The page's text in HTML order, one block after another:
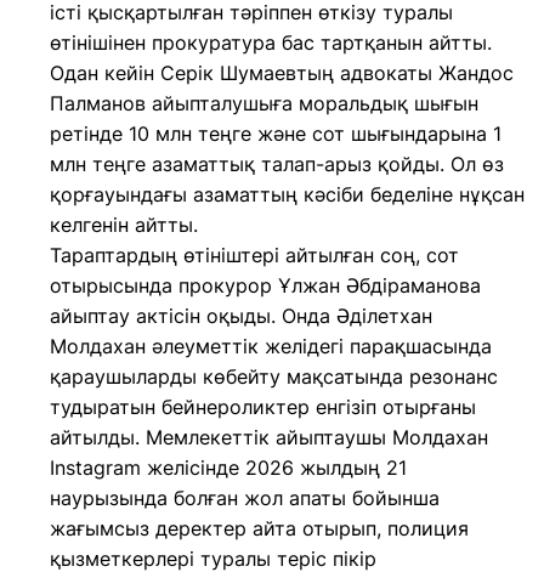
істі қысқартылған тәріппен өткізу туралы
өтінішінен прокуратура бас тартқанын айтты.
Одан кейін Серік Шумаевтың адвокаты Жандос
Палманов айыпталушыға моральдық шығын
ретінде 10 млн теңге және сот шығындарына 1
млн теңге азаматтық талап-арыз қойды. Ол өз
қорғауындағы азаматтың кәсіби беделіне нұқсан
келгенін айтты.
Тараптардың өтініштері айтылған соң, сот
отырысында прокурор Ұлжан Әбдіраманова
айыптау актісін оқыды. Онда Әділетхан
Молдахан әлеуметтік желідегі парақшасында
қараушыларды көбейту мақсатында резонанс
тудыратын бейнероликтер енгізіп отырғаны
айтылды. Мемлекеттік айыптаушы Молдахан
Instagram желісінде 2026 жылдың 21
наурызында болған жол апаты бойынша
жағымсыз деректер айта отырып, полиция
қызметкерлері туралы теріс пікір